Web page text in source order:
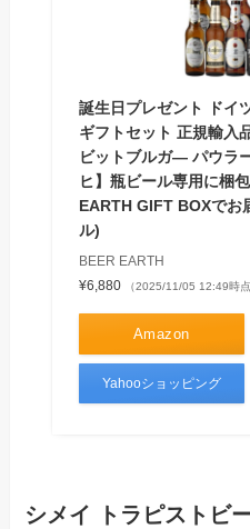
誕生日プレゼント ドイ
ギフトセット 正規輸入
ビットブルガ― パウラ
ヒ】瓶ビール専用に梱
EARTH GIFT BOXでお
ル)
‎BEER EARTH
¥6,880
（2025/11/05 12:49時
Amazon
Yahooショッピング
シメイ トラピストビ